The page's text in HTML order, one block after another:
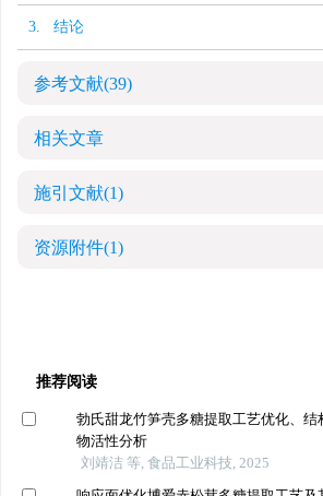
3. 结论
参考文献(39)
相关文章
施引文献(1)
资源附件(1)